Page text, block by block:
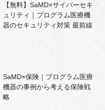
【無料】SaMD×サイバーセキ
ュリティ｜プログラム医療機
器のセキュリティ対策 最前線
SaMD×保険｜プログラム医療
機器の事例から考える保険戦
略